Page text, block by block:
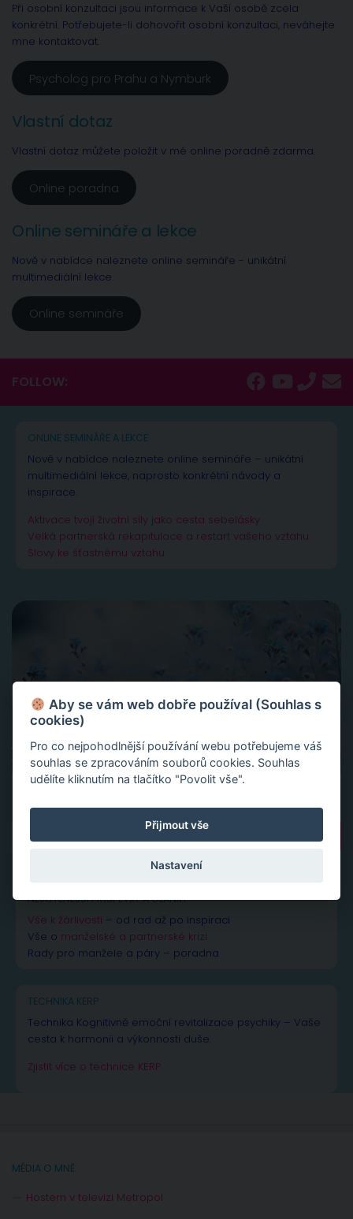
Při osobní konzultaci jsou informace k Vaší osobě zcela
konkrétní. Potřebujete-li dohovořit osobní konzultaci, neváhejte
mne kontaktovat.
Psycholog pro Prahu a Nymburk
Vlastní dotaz
Vlastní dotaz můžete položit v mé online poradně zdarma.
Online poradna
Online semináře a lekce
Nově v nabídce naleznete online semináře - unikátní
multimediální lekce.
Online semináře
FOLLOW:
ONLINE SEMINÁŘE A LEKCE
Nově v nabídce naleznete online semináře – unikátní
multimediální lekce, naprosto konkrétní návody a
inspirace.
Aktivace tvojí životní síly jako cesta sebelásky
Velká partnerská rekapitulace a restart vašeho vztahu
Slovy ke šťastnému vztahu
NEJČTENĚJŠÍ PŘÍSPĚVKY A ČLÁNKY
Vše k žárlivosti – od rad až po inspiraci
Vše o manželské a partnerské krizi
Rady pro manžele a páry – poradna
TECHNIKA KERP
Technika Kognitivně emoční revitalizace psychiky – Vaše
cesta k harmonii a výkonnosti duše.
Zjistit více o technice KERP
MÉDIA O MNĚ
Hostem v televizi Metropol
Aby se vám web dobře používal (Souhlas s
cookies)
Pro co nejpohodlnější používání webu potřebujeme váš
souhlas se zpracováním souborů cookies. Souhlas
udělíte kliknutím na tlačítko "Povolit vše".
Přijmout vše
Nastavení